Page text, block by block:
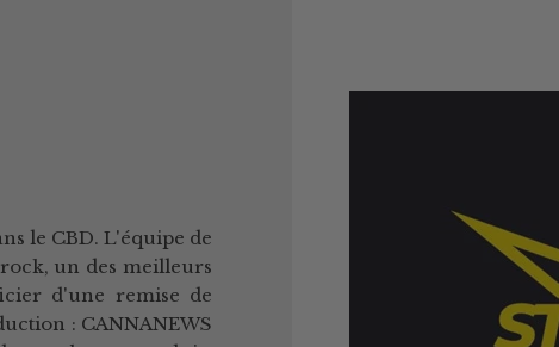
le CBD. L'équipe de
un des meilleurs
d'une remise de
: CANNANEWS